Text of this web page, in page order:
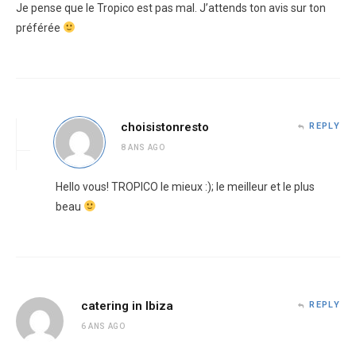
Je pense que le Tropico est pas mal. J’attends ton avis sur ton
préférée
choisistonresto
8 ANS AGO
REPLY
Hello vous! TROPICO le mieux :); le meilleur et le plus
beau
catering in Ibiza
6 ANS AGO
REPLY